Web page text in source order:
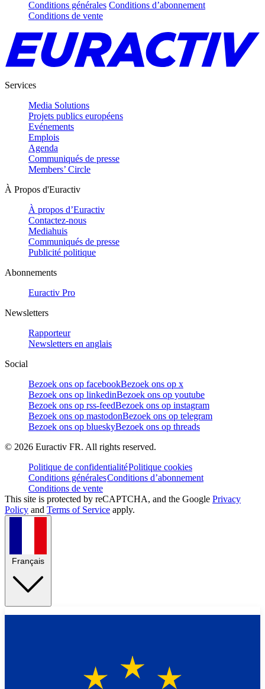
Conditions générales Conditions d’abonnement
Conditions de vente
Services
Media Solutions
Projets publics européens
Evénements
Emplois
Agenda
Communiqués de presse
Members’ Circle
À Propos d'Euractiv
À propos d’Euractiv
Contactez-nous
Mediahuis
Communiqués de presse
Publicité politique
Abonnements
Euractiv Pro
Newsletters
Rapporteur
Newsletters en anglais
Social
Bezoek ons op facebookBezoek ons op x
Bezoek ons op linkedinBezoek ons op youtube
Bezoek ons op rss-feedBezoek ons op instagram
Bezoek ons op mastodonBezoek ons op telegram
Bezoek ons op blueskyBezoek ons op threads
© 2026 Euractiv FR. All rights reserved.
Politique de confidentialitéPolitique cookies
Conditions généralesConditions d’abonnement
Conditions de vente
This site is protected by reCAPTCHA, and the Google Privacy
Policy and Terms of Service apply.
Français